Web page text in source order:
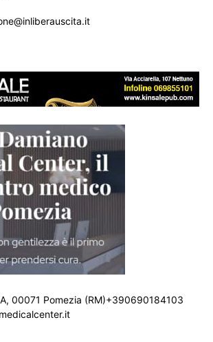
00071 Pomezia (RM)+390690184103